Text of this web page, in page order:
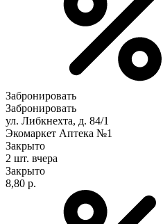
Забронировать
Забронировать
ул. Либкнехта, д. 84/1
Экомаркет Аптека №1
Закрыто
2 шт. вчера
Закрыто
8,80 р.